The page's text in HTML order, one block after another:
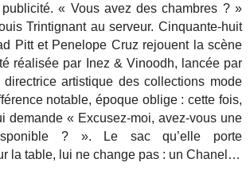
« Vous avez des chambres ? »
Trintignant au serveur. Cinquante-huit
Pitt et Penelope Cruz rejouent la scène
réalisée par Inez & Vinoodh, lancée par
artistique des collections mode
notable, époque oblige : cette fois,
demande « Excusez-moi, avez-vous une
? ». Le sac qu’elle porte
la table, lui ne change pas : un Chanel…